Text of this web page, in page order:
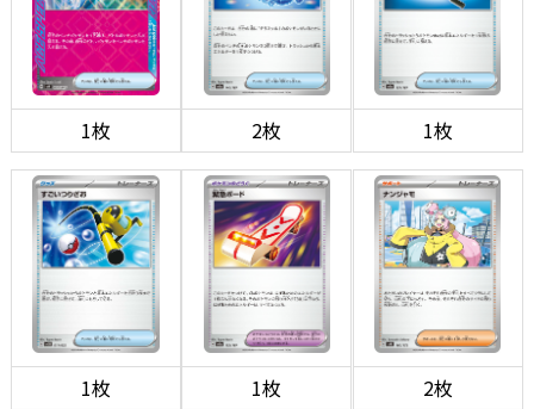
1枚 2枚 1枚
1枚 1枚 2枚